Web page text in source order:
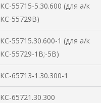
КС-55715-5.30.600 (для а/к
КС-55729В)
КС-55715.30.600-1 (для а/к
КС-55729-1В;-5В)
КС-65713-1.30.300-1
КС-65721.30.300